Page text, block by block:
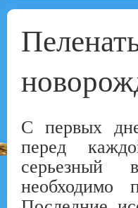
С первых
перед
серьезный
необходимо